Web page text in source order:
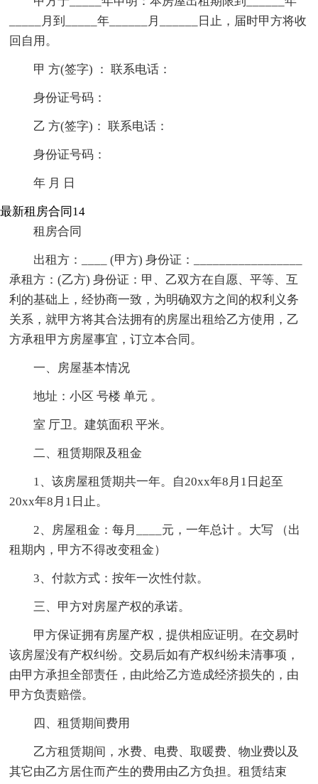
_____月到_____年______月______日止，届时甲方将收
回自用。
甲 方(签字) ： 联系电话：
身份证号码：
乙 方(签字)： 联系电话：
身份证号码：
年 月 日
最新租房合同14
租房合同
出租方：____ (甲方) 身份证：_________________
承租方：(乙方) 身份证：甲、乙双方在自愿、平等、互
利的基础上，经协商一致，为明确双方之间的权利义务
关系，就甲方将其合法拥有的房屋出租给乙方使用，乙
方承租甲方房屋事宜，订立本合同。
一、房屋基本情况
地址：小区 号楼 单元 。
室 厅卫。建筑面积 平米。
二、租赁期限及租金
1、该房屋租赁期共一年。自20xx年8月1日起至
20xx年8月1日止。
2、房屋租金：每月____元，一年总计 。大写 （出
租期内，甲方不得改变租金）
3、付款方式：按年一次性付款。
三、甲方对房屋产权的承诺。
甲方保证拥有房屋产权，提供相应证明。在交易时
该房屋没有产权纠纷。交易后如有产权纠纷未清事项，
由甲方承担全部责任，由此给乙方造成经济损失的，由
甲方负责赔偿。
四、租赁期间费用
乙方租赁期间，水费、电费、取暖费、物业费以及
其它由乙方居住而产生的费用由乙方负担。租赁结束